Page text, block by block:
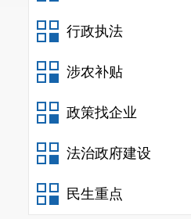
行政执法
涉农补贴
政策找企业
法治政府建设
民生重点